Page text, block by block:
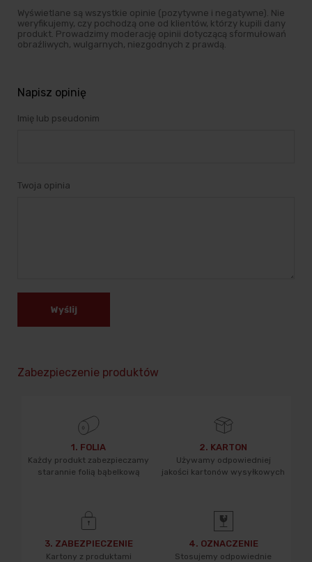
Wyświetlane są wszystkie opinie (pozytywne i negatywne). Nie
weryfikujemy, czy pochodzą one od klientów, którzy kupili dany
produkt. Prowadzimy moderację opinii dotyczącą sformułowań
obraźliwych, wulgarnych, niezgodnych z prawdą.
Napisz opinię
Imię lub pseudonim
Twoja opinia
Wyślij
Zabezpieczenie produktów
1. FOLIA
Każdy produkt zabezpieczamy
starannie folią bąbelkową
2. KARTON
Używamy odpowiedniej
jakości kartonów wysyłkowych
3. ZABEZPIECZENIE
Kartony z produktami
4. OZNACZENIE
Stosujemy odpowiednie